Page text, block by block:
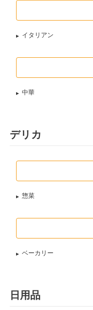
イタリアン
中華
デリカ
惣菜
ベーカリー
日用品